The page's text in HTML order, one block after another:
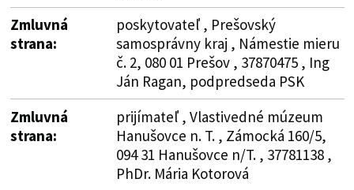
Zmluvná
strana:
poskytovateľ , Prešovský
samosprávny kraj , Námestie mieru
č. 2, 080 01 Prešov , 37870475 , Ing
Ján Ragan, podpredseda PSK
Zmluvná
strana:
prijímateľ , Vlastivedné múzeum
Hanušovce n. T. , Zámocká 160/5,
094 31 Hanušovce n/T. , 37781138 ,
PhDr. Mária Kotorová